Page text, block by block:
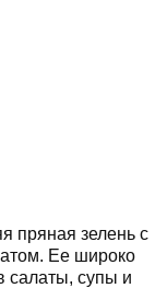
пряная зелень с
Ее широко
салаты, супы и